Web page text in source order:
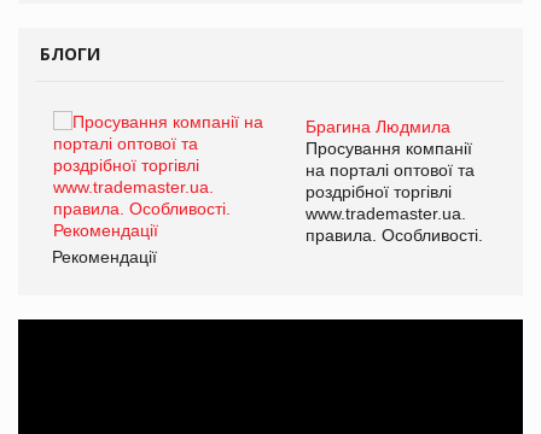
БЛОГИ
Брагина Людмила
Просування компанії
на порталі оптової та
роздрібної торгівлі
www.trademaster.ua.
правила. Особливості.
Рекомендації